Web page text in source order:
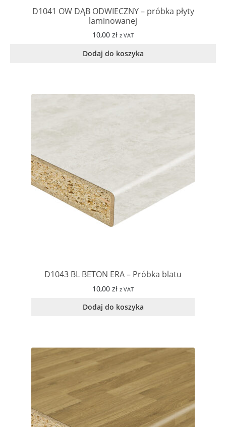
D1041 OW DĄB ODWIECZNY – próbka płyty
laminowanej
10,00 zł z VAT
Dodaj do koszyka
D1043 BL BETON ERA – Próbka blatu
10,00 zł z VAT
Dodaj do koszyka